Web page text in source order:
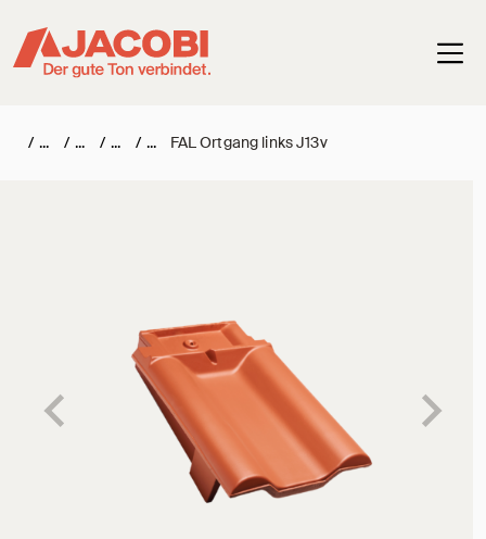
/ / / / FAL Ortgang links J13v